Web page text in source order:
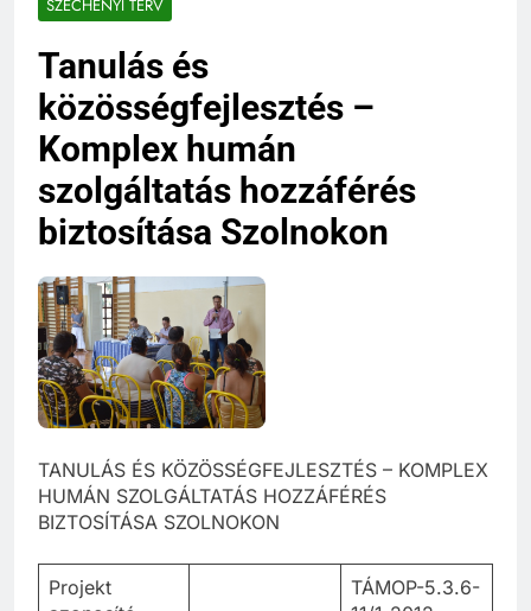
SZÉCHENYI TERV
Tanulás és
közösségfejlesztés –
Komplex humán
szolgáltatás hozzáférés
biztosítása Szolnokon
TANULÁS ÉS KÖZÖSSÉGFEJLESZTÉS – KOMPLEX
HUMÁN SZOLGÁLTATÁS HOZZÁFÉRÉS
BIZTOSÍTÁSA SZOLNOKON
Projekt
TÁMOP-5.3.6-